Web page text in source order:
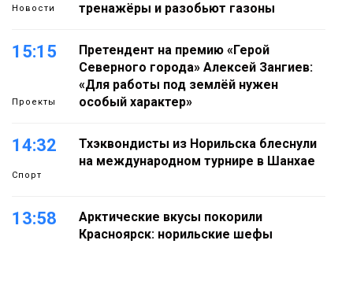
Новости
тренажёры и разобьют газоны
15:15
Проекты
Претендент на премию «Герой
Северного города» Алексей Зангиев:
«Для работы под землёй нужен
особый характер»
14:32
Спорт
Тхэквондисты из Норильска блеснули
на международном турнире в Шанхае
13:58
Арктические вкусы покорили
Красноярск: норильские шефы